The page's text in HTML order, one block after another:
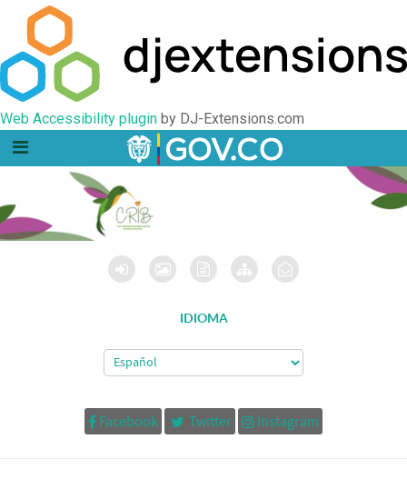
Web Accessibility plugin by DJ-Extensions.com
IDIOMA
Facebook Twitter Instagram